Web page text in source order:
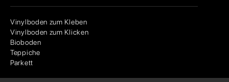
Vinylboden zum Kleben
Vinylboden zum Klicken
Bioboden
Teppiche
Parkett